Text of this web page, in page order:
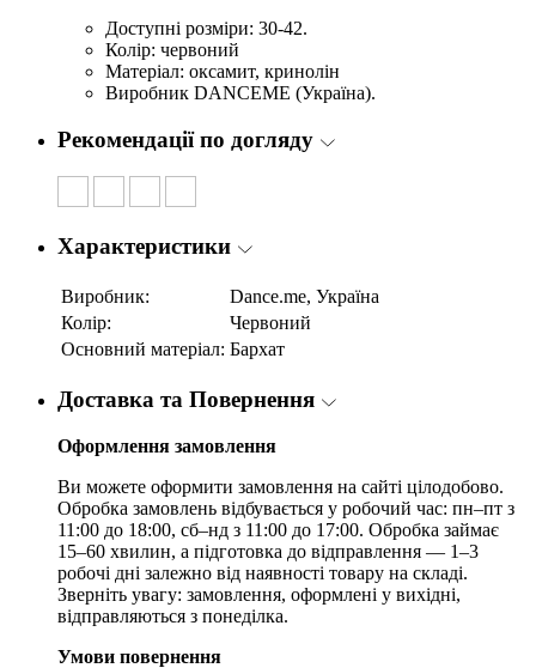
Доступні розміри: 30-42.
Колір: червоний
Матеріал: оксамит, кринолін
Виробник DANCEME (Україна).
Рекомендації по догляду
Характеристики
Виробник:
Dance.me, Україна
Колір:
Червоний
Основний матеріал: Бархат
Доставка та Повернення
Оформлення замовлення
Ви можете оформити замовлення на сайті цілодобово.
Обробка замовлень відбувається у робочий час: пн–пт з
11:00 до 18:00, сб–нд з 11:00 до 17:00. Обробка займає
15–60 хвилин, а підготовка до відправлення — 1–3
робочі дні залежно від наявності товару на складі.
Зверніть увагу: замовлення, оформлені у вихідні,
відправляються з понеділка.
Умови повернення